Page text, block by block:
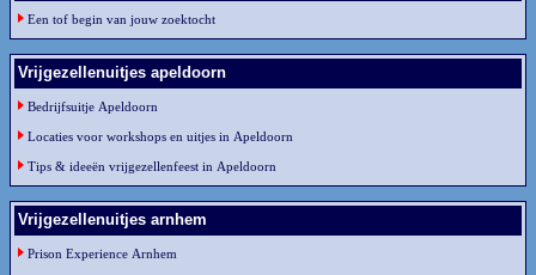
Een tof begin van jouw zoektocht
Vrijgezellenuitjes apeldoorn
Bedrijfsuitje Apeldoorn
Locaties voor workshops en uitjes in Apeldoorn
Tips & ideeën vrijgezellenfeest in Apeldoorn
Vrijgezellenuitjes arnhem
Prison Experience Arnhem